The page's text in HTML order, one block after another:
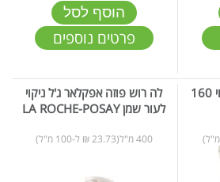
הוסף לסל
פרטים נוספים
סבוקלם דרמו קר ג'ל ניקוי 160
לה רוש פוזה אפקלאר ג'ל ניקוי
לעור שמן LA ROCHE-POSAY
400 מ"ל(23.73 ₪ ל-100 מ"ל)